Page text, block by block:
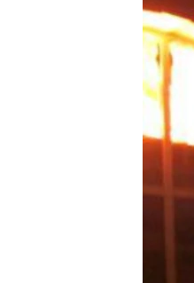
УКРАЇНСЬКА ПРОБЛЕМА КРИМУ